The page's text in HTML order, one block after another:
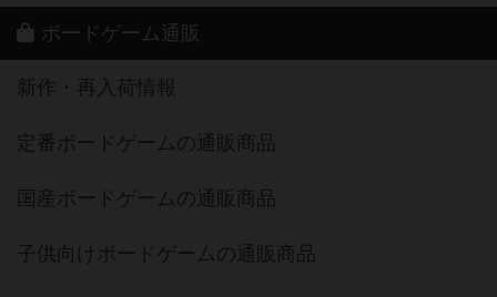
ボードゲーム通販
新作・再入荷情報
定番ボードゲームの通販商品
国産ボードゲームの通販商品
子供向けボードゲームの通販商品